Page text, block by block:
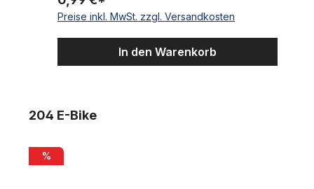
Preise inkl. MwSt. zzgl. Versandkosten
In den Warenkorb
Produktgalerie überspringen
204 E-Bike
Rayvolt Ringo Smart+ EBike Orange
%